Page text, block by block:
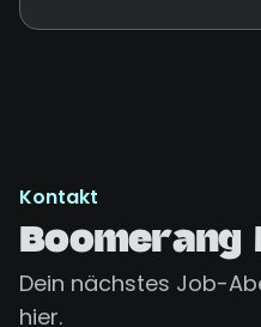
Kontakt
Boomerang
Dein nächstes Job-
hier.